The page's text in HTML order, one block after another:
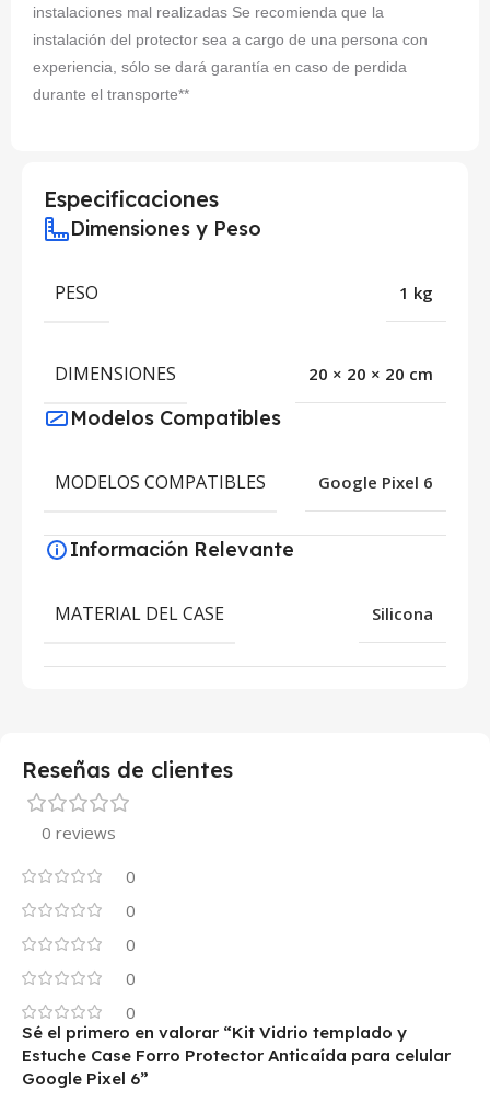
instalaciones mal realizadas Se recomienda que la
instalación del protector sea a cargo de una persona con
experiencia, sólo se dará garantía en caso de perdida
durante el transporte**
Especificaciones
Dimensiones y Peso
PESO 1 kg
DIMENSIONES 20 × 20 × 20 cm
Modelos Compatibles
MODELOS COMPATIBLES Google Pixel 6
Información Relevante
MATERIAL DEL CASE Silicona
Reseñas de clientes
0 reviews
0
0
0
0
0
Sé el primero en valorar “Kit Vidrio templado y
Estuche Case Forro Protector Anticaída para celular
Google Pixel 6”